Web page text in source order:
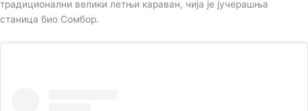
традиционални велики летњи караван, чија је јучерашња
станица био Сомбор.